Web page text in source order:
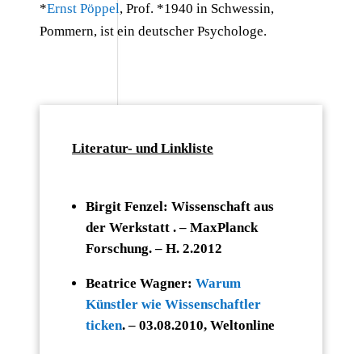
*Ernst Pöppel, Prof. *1940 in Schwessin,
Pommern, ist ein deutscher Psychologe.
Literatur- und Linkliste
Birgit Fenzel: Wissenschaft aus
der Werkstatt . – MaxPlanck
Forschung. – H. 2.2012
Beatrice Wagner: Warum
Künstler wie Wissenschaftler
ticken. – 03.08.2010, Weltonline